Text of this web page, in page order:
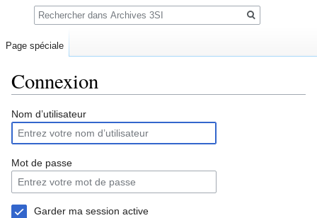
Connexion
Sauter
la
navigation
Sauter
la
recherche
Nom d’utilisateur
Mot de passe
Garder ma session active
Page spéciale
Rechercher